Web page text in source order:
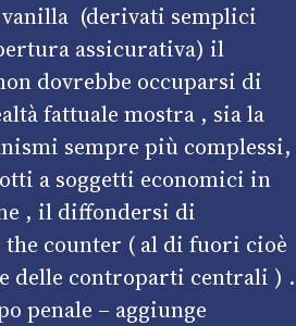
(derivati semplici
assicurativa) il
dovrebbe occuparsi di
fattuale mostra , sia la
sempre più complessi,
a soggetti economici in
, il diffondersi di
counter ( al di fuori cioè
delle controparti centrali ) .
penale – aggiunge